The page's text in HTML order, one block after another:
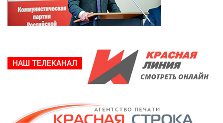
НАШ ТЕЛЕКАНАЛ